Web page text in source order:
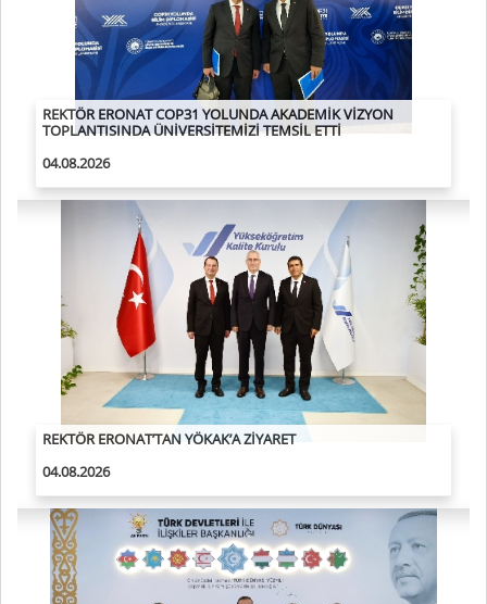
BEDEN EĞİTİMİ VE SPOR YÜKSEKOKULU ÖĞRENCİLERİNİ
BEKLİYOR
02.08.2026
GELECEĞİN MÜHENDİSLERİ DİCLE ÜNİVERSİTESİ’NDE
YETİŞİYOR
02.08.2026